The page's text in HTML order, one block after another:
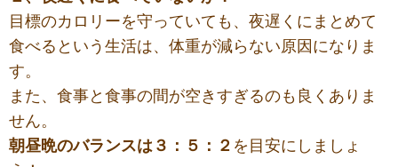
目標のカロリーを守っていても、夜遅くにまとめて
食べるという生活は、体重が減らない原因になりま
す。
また、食事と食事の間が空きすぎるのも良くありま
せん。
朝昼晩のバランスは３：５：２ を目安にしましょ